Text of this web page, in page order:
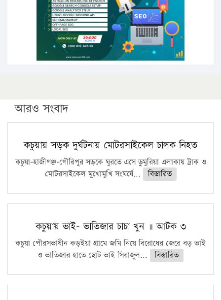
কঠোর হচ্ছে এসএসসি ও এইচএসসি পরীক্ষা
ফরিদগঞ্জে আগুনে পুড়লো ৬ ব্যবসা প্রতিষ্ঠান
আরও সংবাদ
কচুয়ায় সড়ক দুর্ঘটনায় মোটরসাইকেল চালক নিহত
কচুয়া-হাজীগঞ্জ-গৌরিপুর সড়কে ঘুরতে এসে ডুমুরিয়া এলাকায় ট্রাক ও
মোটরসাইকেল মুখোমুখি সংঘর্ষে...
বিস্তারিত
কচুয়ায় ভাই- ভাতিজার চাচা খুন ॥ আটক ৩
কচুয়া পৌরসভাধীন কড়ইয়া গ্রামে জমি নিয়ে বিরোধের জেরে বড় ভাই
ও ভাতিজার হাতে ছোট ভাই সিরাজুল...
বিস্তারিত